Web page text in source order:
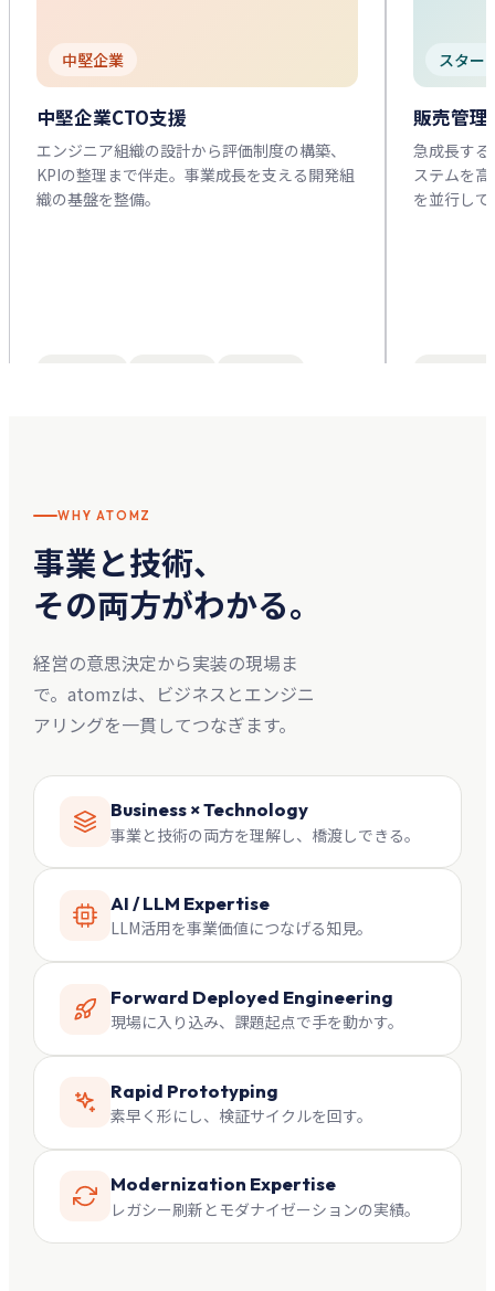
中堅企業
中堅企業CTO支援
エンジニア組織の設計から評価制度の構築、
KPIの整理まで伴走。事業成長を支える開発組
織の基盤を整備。
スター
販売管理
急成長す
ステムを
を並行し
WHY ATOMZ
事業と技術、
その両方がわかる。
経営の意思決定から実装の現場ま
で。atomzは、ビジネスとエンジニ
アリングを一貫してつなぎます。
Business × Technology
事業と技術の両方を理解し、橋渡しできる。
AI / LLM Expertise
LLM活用を事業価値につなげる知見。
Forward Deployed Engineering
現場に入り込み、課題起点で手を動かす。
Rapid Prototyping
素早く形にし、検証サイクルを回す。
Modernization Expertise
レガシー刷新とモダナイゼーションの実績。